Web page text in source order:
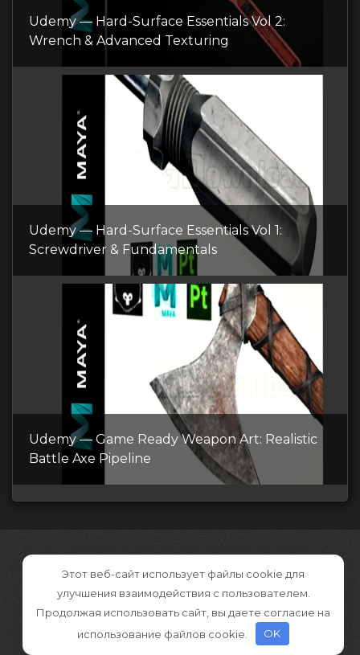
Udemy — Hard-Surface Essentials Vol 2:
Wrench & Advanced Texturing
Udemy — Hard-Surface Essentials Vol 1:
Screwdriver & Fundamentals
Udemy — Game Ready Weapon Art: Realistic
Battle Axe Pipeline
Этот веб-сайт использует файлы cookie для
улучшения взаимодействия с пользователем.
Продолжая использовать сайт, вы даете согласие на
использование файлов cookie.
OK